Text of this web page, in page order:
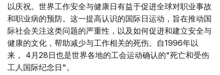
以庆祝。世界工作安全与健康日有益于促进全球对职业事故
和职业病的预防。这一提高认识的国际日运动，旨在推动国
际社会关注这类问题的严重性，以及如何促进和建立安全与
健康的文化，帮助减少与工作相关的死伤。自1996年以
来， 4月28日也是世界各地的工会运动确认的"死亡和受伤
工人国际纪念日"。